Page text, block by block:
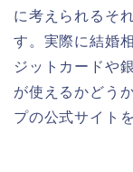
に考えられるそ
す。実際に結婚
ジットカードや
が使えるかどう
プの公式サイト